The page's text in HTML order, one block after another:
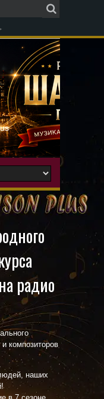
радио
композиторов
наших